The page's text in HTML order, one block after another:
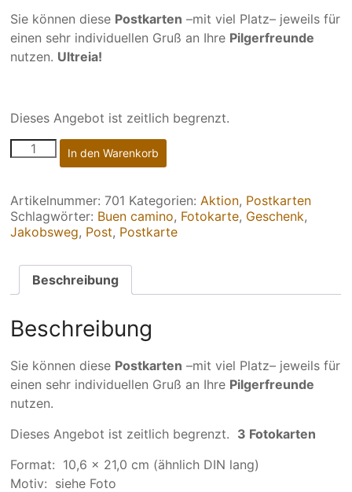
Sie können diese Postkarten –mit viel Platz– jeweils für
einen sehr individuellen Gruß an Ihre Pilgerfreunde
nutzen. Ultreia!
Dieses Angebot ist zeitlich begrenzt.
|
"Buen
camino"
–
Menge
In den Warenkorb
Artikelnummer: 701 Kategorien: Aktion, Postkarten
Schlagwörter: Buen camino, Fotokarte, Geschenk,
Jakobsweg, Post, Postkarte
Beschreibung
Beschreibung
Sie können diese Postkarten –mit viel Platz– jeweils für
einen sehr individuellen Gruß an Ihre Pilgerfreunde
nutzen.
Dieses Angebot ist zeitlich begrenzt. 3 Fotokarten
Format: 10,6 x 21,0 cm (ähnlich DIN lang)
Motiv: siehe Foto